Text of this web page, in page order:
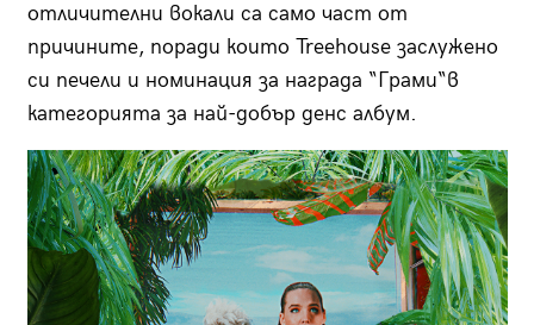
отличителни вокали са само част от
причините, поради които Treehouse заслужено
си печели и номинация за награда “Грами“в
категорията за най-добър денс албум.